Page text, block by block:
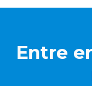
Entre